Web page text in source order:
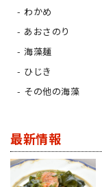
わかめ
あおさのり
海藻麺
ひじき
その他の海藻
最新情報